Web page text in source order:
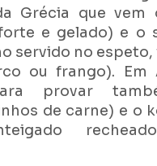
Grécia que vem
e gelado) e o
servido no espeto,
ou frango). Em
provar
de carne) e o